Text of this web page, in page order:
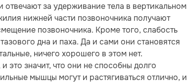
за удерживание тела в вертикальном
нижней части позвоночника получают
позвоночника. Кроме того, слабость
дна и паха. Да и сами они становятся
ничего хорошего в этом нет.
значит, что они не способны долго
мышцы могут и растягиваться отлично, и